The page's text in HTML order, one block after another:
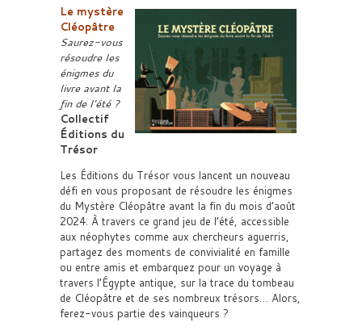
Le mystère
Cléopâtre
Saurez-vous
résoudre les
énigmes du
livre avant la
fin de l’été ?
Collectif
Éditions du
Trésor
Les Éditions du Trésor vous lancent un nouveau
défi en vous proposant de résoudre les énigmes
du Mystère Cléopâtre avant la fin du mois d’août
2024. À travers ce grand jeu de l’été, accessible
aux néophytes comme aux chercheurs aguerris,
partagez des moments de convivialité en famille
ou entre amis et embarquez pour un voyage à
travers l’Égypte antique, sur la trace du tombeau
de Cléopâtre et de ses nombreux trésors… Alors,
ferez-vous partie des vainqueurs ?